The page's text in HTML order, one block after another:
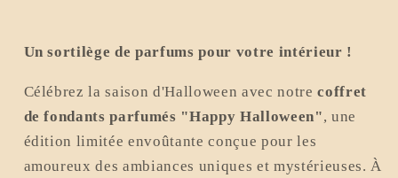
Un sortilège de parfums pour votre intérieur !
Célébrez la saison d'Halloween avec notrecoffret
de fondants parfumés "Happy Halloween", une
édition limitée envoûtante conçue pour les
amoureux des ambiances uniques et mystérieuses. À